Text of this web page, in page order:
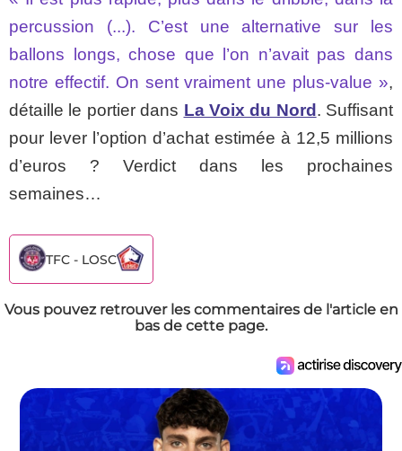
percussion (...). C’est une alternative sur les
ballons longs, chose que l’on n’avait pas dans
notre effectif. On sent vraiment une plus-value »,
détaille le portier dans La Voix du Nord . Suffisant
pour lever l’option d’achat estimée à 12,5 millions
d’euros ? Verdict dans les prochaines
semaines…
TFC - LOSC
Vous pouvez retrouver les commentaires de l'article en
bas de cette page.